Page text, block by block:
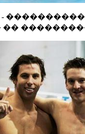
-
���������